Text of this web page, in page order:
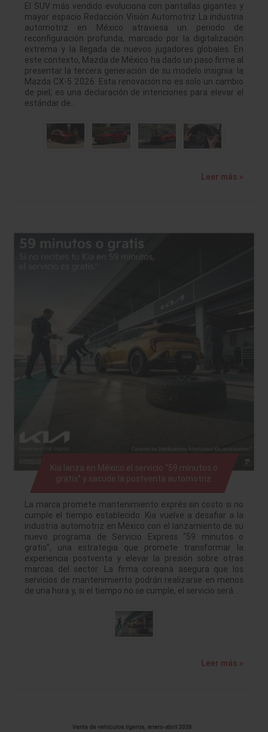
El SUV más vendido evoluciona con pantallas gigantes y
mayor espacio Redacción Visión Automotriz La industria
automotriz en México atraviesa un periodo de
reconfiguración profunda, marcado por la digitalización
extrema y la llegada de nuevos jugadores globales. En
este contexto, Mazda de México ha dado un paso firme al
presentar la tercera generación de su modelo insignia: la
Mazda CX-5 2026. Esta renovación no es solo un cambio
de piel; es una declaración de intenciones para elevar el
estándar de…
Leer más »
Kia lanza en México el servicio “59 minutos o
gratis” y sacude la postventa automotriz.
La marca promete mantenimiento exprés sin costo si no
cumple el tiempo establecido. Kia vuelve a desafiar a la
industria automotriz en México con el lanzamiento de su
nuevo programa de Servicio Express “59 minutos o
gratis”, una estrategia que promete transformar la
experiencia postventa y elevar la presión sobre otras
marcas del sector. La firma coreana asegura que los
servicios de mantenimiento podrán realizarse en menos
de una hora y, si el tiempo no se cumple, el servicio será…
Leer más »